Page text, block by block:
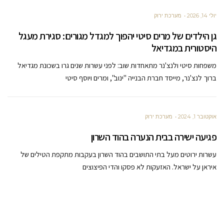
יולי 14, 2026 מערכת ירוק
גן הילדים של מרים סיטי יהפוך למגדל מגורים: סגירת מעגל
היסטורית במגדיאל
משפחות סיטי ולנצ'נר מתאחדות שוב: לפני עשרות שנים גרו בשכונת מגדיאל
ברוך לנצ'נר, מייסד חברת הבנייה "ינוב", ומרים ויוסף סיטי
אוקטובר 1, 2024 מערכת ירוק
פגיעה ישירה בבית הנערה בהוד השרון
עשרות ירוטים מעל בתי התושבים בהוד השרון בעקבות מתקפת הטילים של
איראן על ישראל. האזעקות לא פסקו והדי הפיצוצים